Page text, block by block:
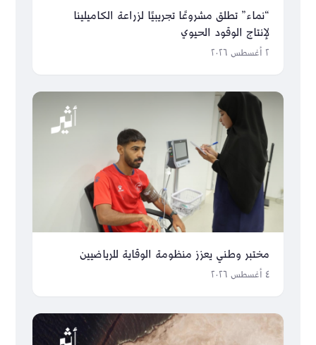
“نماء” تطلق مشروعًا تجريبيًا لزراعة الكاميلينا
لإنتاج الوقود الحيوي
٢ أغسطس ٢٠٢٦
مختبر وطني يعزز منظومة الوقاية للرياضيين
٤ أغسطس ٢٠٢٦